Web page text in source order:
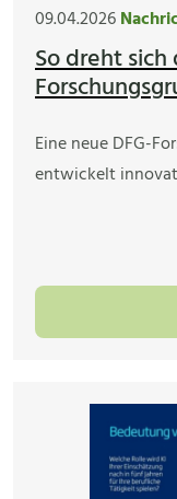
09.04.2026
So dreht
Eine neue DFG-
entwickelt